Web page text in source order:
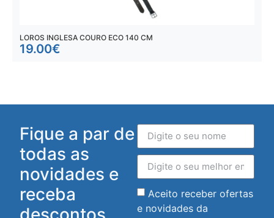
LOROS INGLESA COURO ECO 140 CM
19.00€
Fique a par de
todas as
novidades e
receba
Aceito receber ofertas
e novidades da